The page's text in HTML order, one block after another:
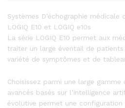
Systèmes D’échographie médicale
LOGIQ E10 et LOGIQ e10s
La série LOGIQ E10 permet aux
traiter un large éventail de
variété de symptômes et de
Choisissez parmi une large gamme
avancés basés sur l’intelligence
évolutive permet une configuration